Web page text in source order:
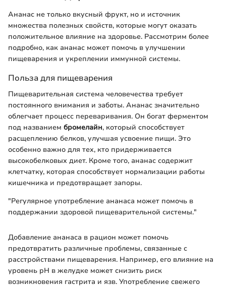
Ананас не только вкусный фрукт, но и источник
множества полезных свойств, которые могут оказать
положительное влияние на здоровье. Рассмотрим более
подробно, как ананас может помочь в улучшении
пищеварения и укреплении иммунной системы.
Польза для пищеварения
Пищеварительная система человечества требует
постоянного внимания и заботы. Ананас значительно
облегчает процесс переваривания. Он богат ферментом
под названием бромелайн, который способствует
расщеплению белков, улучшая усвоение пищи. Это
особенно важно для тех, кто придерживается
высокобелковых диет. Кроме того, ананас содержит
клетчатку, которая способствует нормализации работы
кишечника и предотвращает запоры.
"Регулярное употребление ананаса может помочь в
поддержании здоровой пищеварительной системы."
Добавление ананаса в рацион может помочь
предотвратить различные проблемы, связанные с
расстройствами пищеварения. Например, его влияние на
уровень pH в желудке может снизить риск
возникновения гастрита и язв. Употребление свежего